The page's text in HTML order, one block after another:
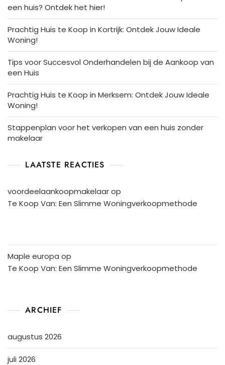
een huis? Ontdek het hier!
Prachtig Huis te Koop in Kortrijk: Ontdek Jouw Ideale
Woning!
Tips voor Succesvol Onderhandelen bij de Aankoop van
een Huis
Prachtig Huis te Koop in Merksem: Ontdek Jouw Ideale
Woning!
Stappenplan voor het verkopen van een huis zonder
makelaar
LAATSTE REACTIES
voordeelaankoopmakelaarop
Te Koop Van: Een Slimme Woningverkoopmethode
Maple europa op
Te Koop Van: Een Slimme Woningverkoopmethode
ARCHIEF
augustus 2026
juli 2026